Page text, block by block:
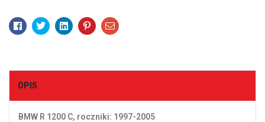
Facebook
TwitterLinkedinPinterestEmail
OPIS
BMW R 1200 C, roczniki: 1997-2005